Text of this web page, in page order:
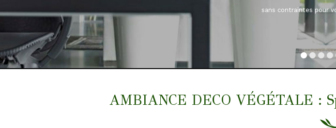
AMBIANCE DECO VÉGÉTALE :